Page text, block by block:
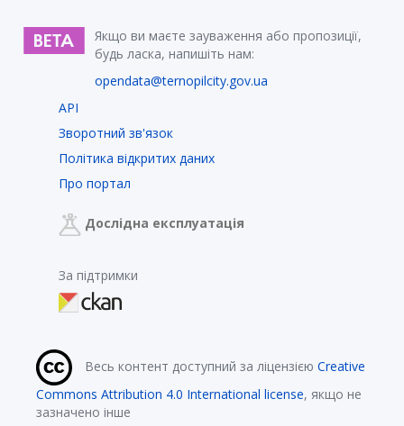
Якщо ви маєте зауваження або пропозиції,
будь ласка, напишіть нам:
opendata@ternopilcity.gov.ua
API
Зворотний зв'язок
Політика відкритих даних
Про портал
Дослідна експлуатація
За підтримки
Весь контент доступний за ліцензією Creative
Commons Attribution 4.0 International license, якщо не
зазначено інше